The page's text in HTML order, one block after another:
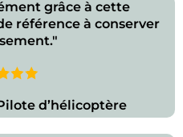
grâce à cette
référence à conserver
d’hélicoptère